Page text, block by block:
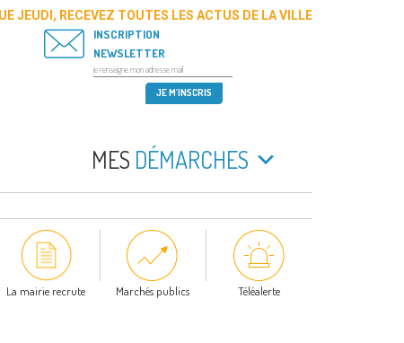
JEUDI, RECEVEZ TOUTES LES ACTUS DE LA VILLE
INSCRIPTION
NEWSLETTER
MES DÉMARCHES
La mairie recrute Marchés publics Téléalerte